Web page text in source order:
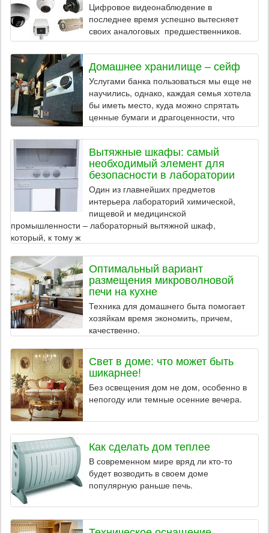
Цифровое видеонаблюдение в
последнее время успешно вытесняет
своих аналоговых предшественников.
Домашнее хранилище – сейф
Услугами банка пользоваться мы еще не
научились, однако, каждая семья хотела
бы иметь место, куда можно спрятать
ценные бумаги и драгоценности, что
Вытяжные шкафы: самый
необходимый элемент для
безопасности в лаборатории
Один из главнейших предметов
интерьера лабораторий химической,
пищевой и медицинской
промышленности – лабораторный вытяжной шкаф,
который, к тому ж
Оптимальный вариант
размещения микроволновой
печи на кухне
Техника для домашнего быта помогает
хозяйкам время экономить, причем,
качественно.
Свет в доме: что может быть
шикарнее!
Без освещения дом не дом, особенно в
непогоду или темные осенние вечера.
Как сделать дом теплее
В современном мире вряд ли кто-то
будет возводить в своем доме
популярную раньше печь.